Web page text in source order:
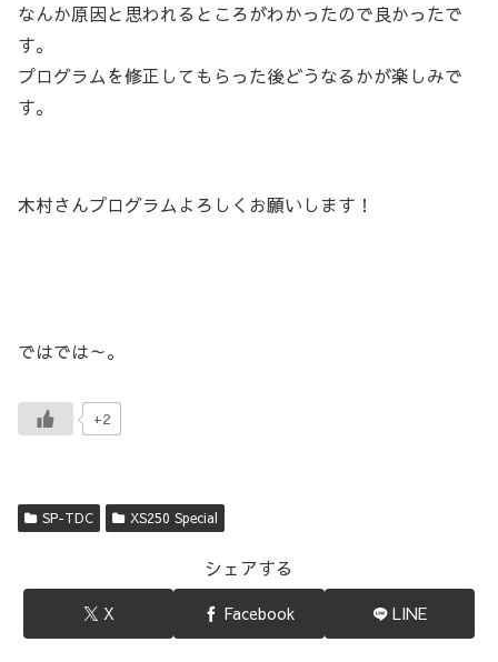
なんか原因と思われるところがわかったので良かったで
す。
プログラムを修正してもらった後どうなるかが楽しみで
す。
木村さんプログラムよろしくお願いします！
ではでは～。
+2
SP-TDC XS250 Special
シェアする
X Facebook LINE